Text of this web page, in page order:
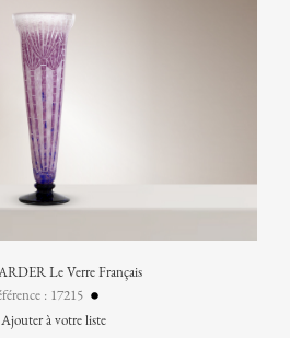
Le Verre Français
: 17215
Ajouter à votre liste